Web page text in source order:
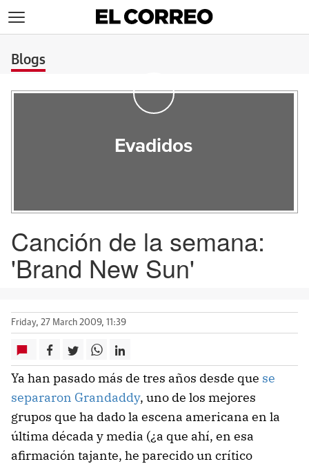
Blogs
Evadidos
Canción de la semana:
'Brand New Sun'
Friday, 27 March 2009, 11:39
Ya han pasado más de tres años desde que se
separaron Grandaddy, uno de los mejores
grupos que ha dado la escena americana en la
última década y media (¿a que ahí, en esa
afirmación tajante, he parecido un crítico